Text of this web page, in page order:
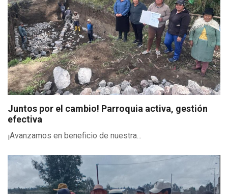
Juntos por el cambio! Parroquia activa, gestión
efectiva
¡Avanzamos en beneficio de nuestra...